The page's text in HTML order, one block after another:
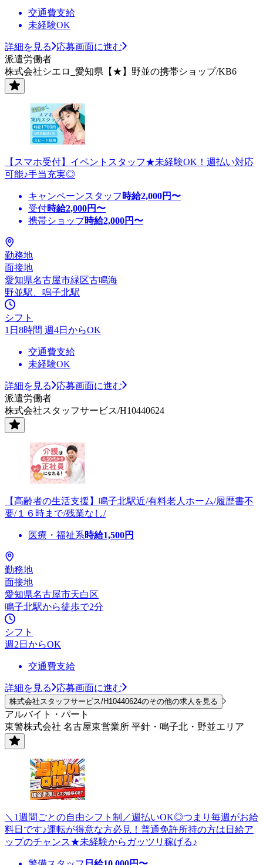
交通費支給
未経験OK
詳細を見る
応募画面に進む
派遣労働者
株式会社シエロ_愛知県【★】野並の携帯ショップ/KB6
【スマホ受付】イベントスタッフ★未経験OK！週払い対応
可能♪手当充実◎
キャンペーンスタッフ 時給2,000円〜
受付時給2,000円〜
携帯ショップ時給2,000円〜
勤務地
面接地
愛知県名古屋市緑区古鳴海
野並駅、鳴子北駅
シフト
1日8時間 週4日からOK
交通費支給
未経験OK
詳細を見る
応募画面に進む
派遣労働者
株式会社スタッフサービス/H10440624
【高齢者の生活支援】鳴子北駅近/有料老人ホーム/履歴書不
要/１６時まで/残業なし/
医療・福祉系時給1,500円
勤務地
面接地
愛知県名古屋市天白区
鳴子北駅から徒歩で2分
シフト
週2日からOK
交通費支給
詳細を見る 応募画面に進む
株式会社スタッフサービス/H10440624のその他の求人を見る
アルバイト・パート
東警株式会社 名古屋東営業所 平針・鳴子北・野並エリア
＼1週間ごとの自由シフト制／週払いOK◎つまり毎週がお給
料日です♪運転が得意な方必見！普通免許所持の方は日給ア
ップのチャンス★未経験からガッツリ稼げる♪